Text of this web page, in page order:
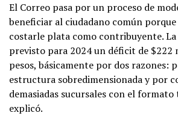
El Correo pasa por un proceso de
beneficiar al ciudadano común porque
costarle plata como contribuyente.
previsto para 2024 un déficit de $222
pesos, básicamente por dos razones:
estructura sobredimensionada y por
demasiadas sucursales con el formato
explicó.